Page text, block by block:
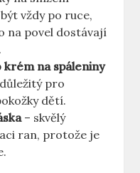
vždy po ruce,
na povel dostávají
na spáleniny
pro
dětí.
– skvělý
ran, protože je